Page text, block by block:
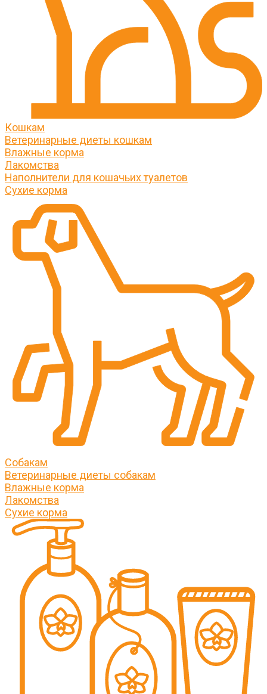
Кошкам
Ветеринарные диеты кошкам
Влажные корма
Лакомства
Наполнители для кошачьих туалетов
Сухие корма
Собакам
Ветеринарные диеты собакам
Влажные корма
Лакомства
Сухие корма